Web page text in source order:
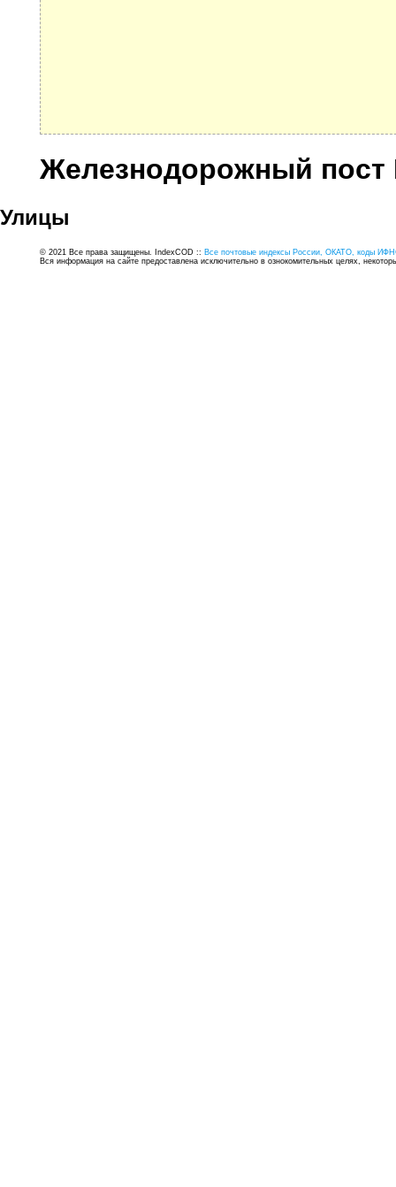
Железнодорожный пост
Улицы
© 2021 Все права защищены. IndexCOD :: Все почтовые индексы России, ОКАТО, коды
Вся информация на сайте предоставлена исключительно в ознокомительных целях,